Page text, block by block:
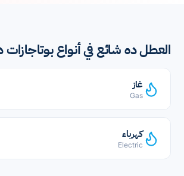
العطل ده شائع في أنواع
غاز
Gas
كهرباء
Electric